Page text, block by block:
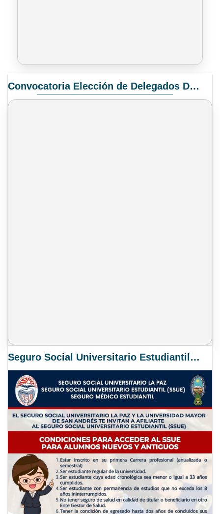
Convocatoria Elección de Delegados Docentes para el XIV Congreso Nacional de Universidades
Seguro Social Universitario Estudiantil SSUE